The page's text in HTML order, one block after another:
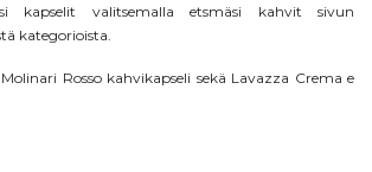
kapselit valitsemalla etsmäsi kahvit sivun
kategorioista.
Molinari Rosso kahvikapseli sekä Lavazza Crema e